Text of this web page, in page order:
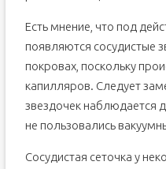
Есть мнение, что под
появляются сосудистые
покровах, поскольку
капилляров. Следует
звездочек наблюдается
не пользовались
Сосудистая сеточка у